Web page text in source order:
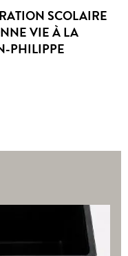
SCOLAIRE
VIE À LA
PHILIPPE